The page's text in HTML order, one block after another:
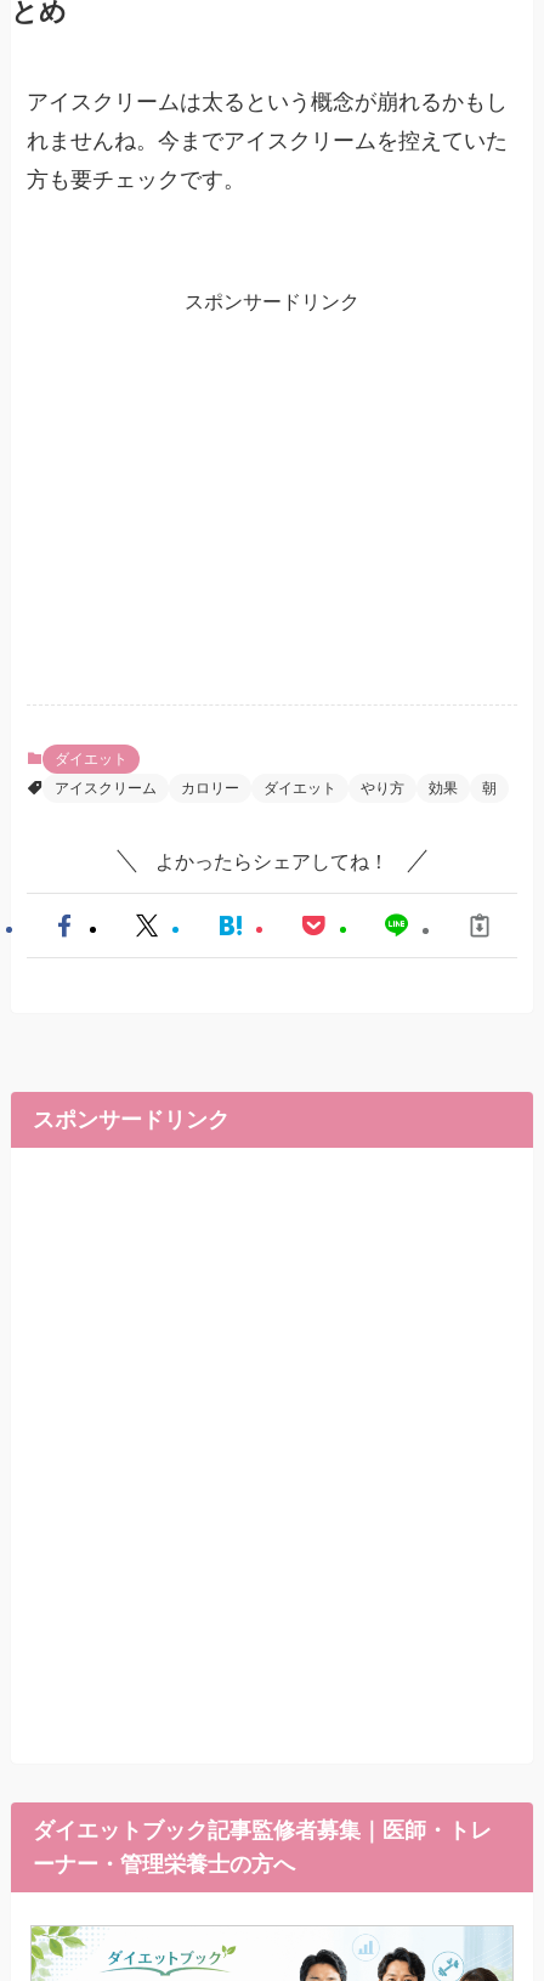
とめ
アイスクリームは太るという概念が崩れるかもし
れませんね。今までアイスクリームを控えていた
方も要チェックです。
スポンサードリンク
ダイエット
アイスクリーム
カロリー ダイエット やり方 効果 朝
よかったらシェアしてね！
スポンサードリンク
ダイエットブック記事監修者募集｜医師・トレ
ーナー・管理栄養士の方へ